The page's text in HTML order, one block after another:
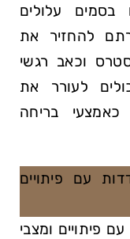
עלולים
להחזיר את
וכאב רגשי
לעורר את
כאמצעי בריחה
פיתויים ומצבי